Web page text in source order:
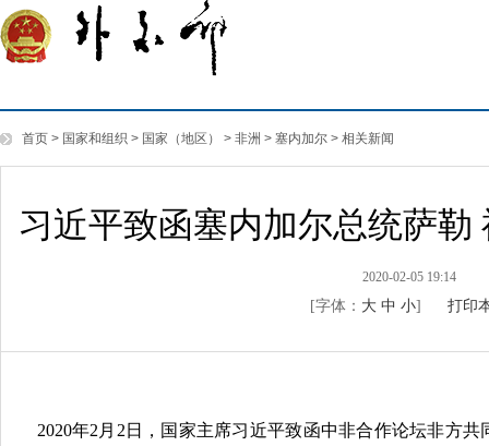
首页 > 国家和组织 > 国家（地区） > 非洲 > 塞内加尔 > 相关新闻
习近平致函塞内加尔总统萨
2020-02-05 19:14
[字体： 大 中 小] 打印
2020年2月2日，国家主席习近平致函中非合作论坛非方共